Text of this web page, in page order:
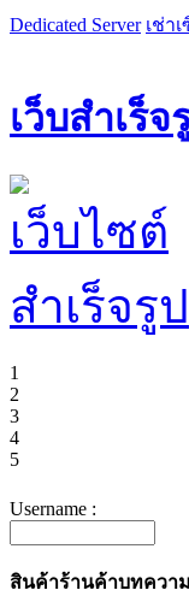
Dedicated Server เช่า
เว็บสำเร็จ
1
2
3
4
5
Username :
สินค้าร้านค้าบทความ